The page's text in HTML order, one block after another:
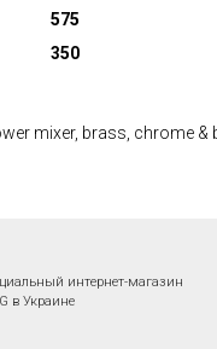
575
350
mixer, brass, chrome &
интернет-магазин
в Украине